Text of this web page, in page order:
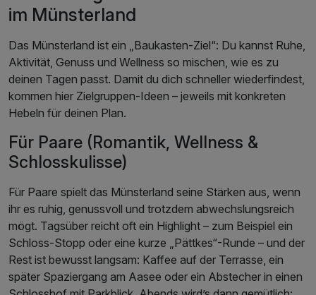
im Münsterland
Das Münsterland ist ein „Baukasten-Ziel“: Du kannst Ruhe,
Aktivität, Genuss und Wellness so mischen, wie es zu
deinen Tagen passt. Damit du dich schneller wiederfindest,
kommen hier Zielgruppen-Ideen – jeweils mit konkreten
Hebeln für deinen Plan.
Für Paare (Romantik, Wellness &
Schlosskulisse)
Für Paare spielt das Münsterland seine Stärken aus, wenn
ihr es ruhig, genussvoll und trotzdem abwechslungsreich
mögt. Tagsüber reicht oft ein Highlight – zum Beispiel ein
Schloss‑Stopp oder eine kurze „Pättkes“-Runde – und der
Rest ist bewusst langsam: Kaffee auf der Terrasse, ein
später Spaziergang am Aasee oder ein Abstecher in einen